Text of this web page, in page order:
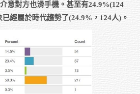
意對方也滑手機。甚至有24.9%(124
經屬於時代趨勢了(24.9%，124人)。